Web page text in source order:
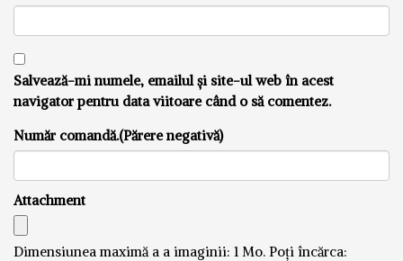
Salvează-mi numele, emailul și site-ul web în acest
navigator pentru data viitoare când o să comentez.
Număr comandă.(Părere negativă)
Attachment
Dimensiunea maximă a a imaginii: 1 Mo. Poți încărca: